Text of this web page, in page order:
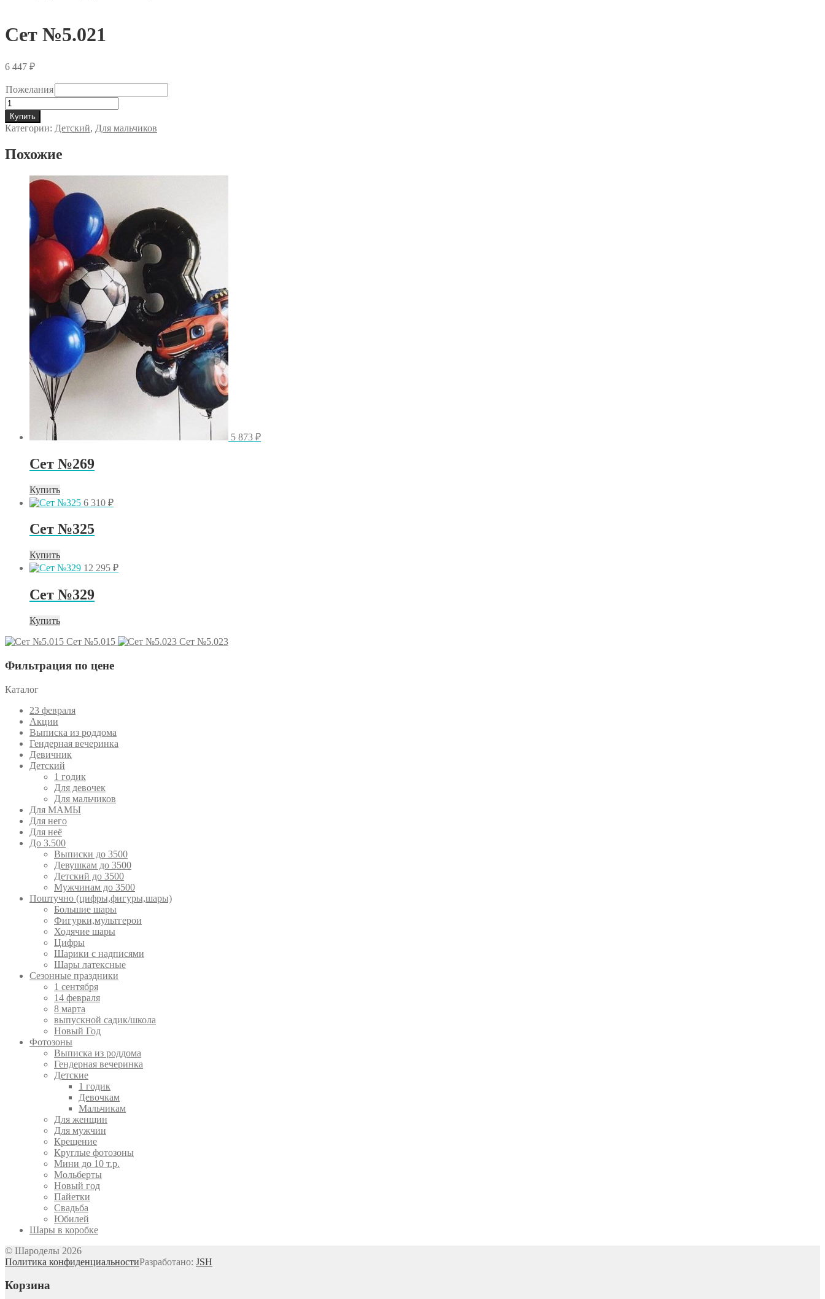
Сет №5.021
6 447 ₽
Пожелания
Количество
товара
Сет
№5.021
Купить
Категории: Детский, Для мальчиков
Похожие
5 873 ₽
Сет №269
Купить
6 310 ₽
Сет №325
Купить
12 295 ₽
Сет №329
Купить
Сет №5.015
Сет №5.023
Фильтрация по цене
Каталог
23 февраля
Акции
Выписка из роддома
Гендерная вечеринка
Девичник
Детский
1 годик
Для девочек
Для мальчиков
Для МАМЫ
Для него
Для неё
До 3.500
Выписки до 3500
Девушкам до 3500
Детский до 3500
Мужчинам до 3500
Поштучно (цифры,фигуры,шары)
Большие шары
Фигурки,мультгерои
Ходячие шары
Цифры
Шарики с надписями
Шары латексные
Сезонные праздники
1 сентября
14 февраля
8 марта
выпускной садик/школа
Новый Год
Фотозоны
Выписка из роддома
Гендерная вечеринка
Детские
1 годик
Девочкам
Мальчикам
Для женщин
Для мужчин
Крещение
Круглые фотозоны
Мини до 10 т.р.
Мольберты
Новый год
Пайетки
Свадьба
Юбилей
Шары в коробке
© Шароделы 2026
Политика конфиденциальностиРазработано: JSH
Корзина